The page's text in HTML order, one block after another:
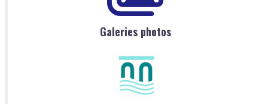
Galeries photos